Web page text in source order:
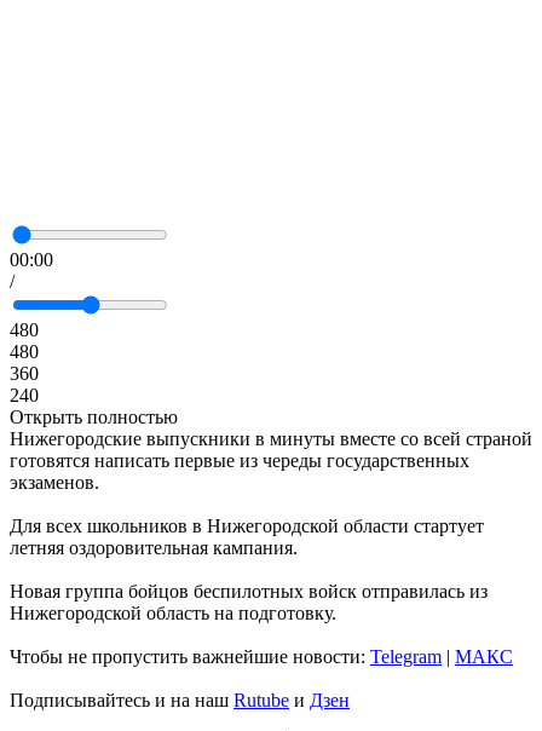
00:00
/
480
480
360
240
Открыть полностью
Нижегородские выпускники в минуты вместе со всей страной
готовятся написать первые из череды государственных
экзаменов.
Для всех школьников в Нижегородской области стартует
летняя оздоровительная кампания.
Новая группа бойцов беспилотных войск отправилась из
Нижегородской область на подготовку.
Чтобы не пропустить важнейшие новости: Telegram | MAКС
Подписывайтесь и на наш Rutube и Дзен